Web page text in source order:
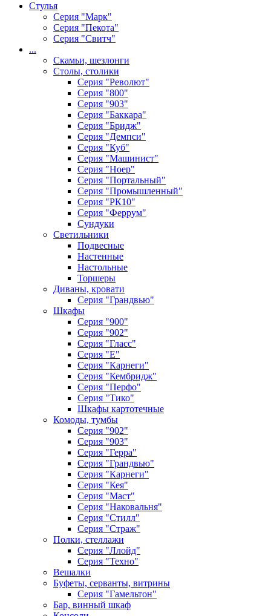
Стулья
Серия "Марк"
Серия "Пекота"
Серия "Свитч"
...
Скамьи, шезлонги
Столы, столики
Серия "Револют"
Серия "800"
Серия "903"
Серия "Баккара"
Серия "Бридж"
Серия "Демпси"
Серия "Куб"
Серия "Машинист"
Серия "Ноер"
Серия "Портальный"
Серия "Промышленный"
Серия "РК10"
Серия "Феррум"
Сундуки
Светильники
Подвесные
Настенные
Настольные
Торшеры
Диваны, кровати
Серия "Грандвью"
Шкафы
Серия "900"
Серия "902"
Серия "Гласс"
Серия "Е"
Серия "Карнеги"
Серия "Кембридж"
Серия "Перфо"
Серия "Тико"
Шкафы картотечные
Комоды, тумбы
Серия "902"
Серия "903"
Серия "Герра"
Серия "Грандвью"
Серия "Карнеги"
Серия "Кея"
Серия "Маст"
Серия "Наковальня"
Серия "Стилл"
Серия "Страж"
Полки, стеллажи
Серия "Ллойд"
Серия "Техно"
Вешалки
Буфеты, серванты, витрины
Серия "Гамельтон"
Бар, винный шкаф